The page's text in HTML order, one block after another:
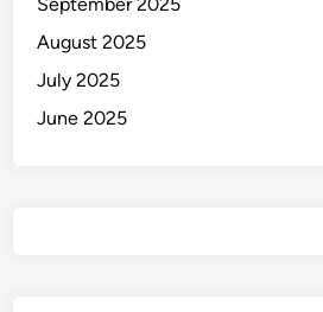
August 2025
July 2025
June 2025